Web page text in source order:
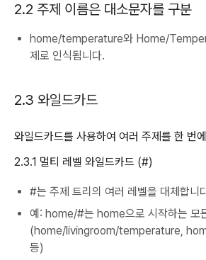
2.2 주제 이름은 대소문자를 구분
home/temperature와 Home/
제로 인식됩니다.
2.3 와일드카드
와일드카드를 사용하여 여러 주제를 한 번
2.3.1 멀티 레벨 와일드카드 (#)
#는 주제 트리의 여러 레벨을 대체합니
예: home/#는 home으로 시작하는 모
(home/livingroom/temperature,
등)